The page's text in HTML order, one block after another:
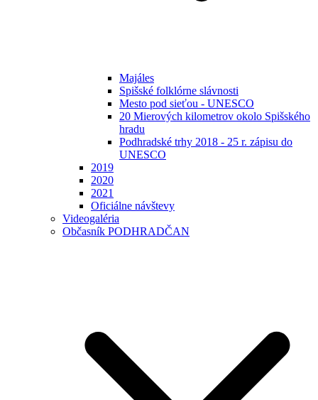
Majáles
Spišské folklórne slávnosti
Mesto pod sieťou - UNESCO
20 Mierových kilometrov okolo Spišského
hradu
Podhradské trhy 2018 - 25 r. zápisu do
UNESCO
2019
2020
2021
Oficiálne návštevy
Videogaléria
Občasník PODHRADČAN